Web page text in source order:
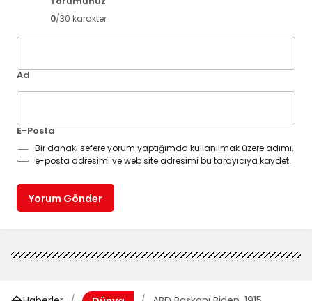
0/30 karakter
Ad
E-Posta
Bir dahaki sefere yorum yaptığımda kullanılmak üzere adımı,
e-posta adresimi ve web site adresimi bu tarayıcıya kaydet.
Yorum Gönder